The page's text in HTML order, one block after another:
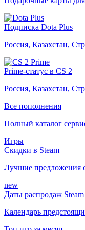
Подписка Dota Plus
Россия, Казахстан,
Prime-статус в CS 2
Россия, Казахстан,
Все пополнения
Полный каталог
Игры
Скидки в Steam
Лучшие предложения
new
Даты распродаж Steam
Календарь